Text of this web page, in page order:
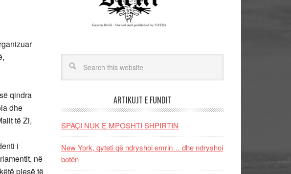
qindra
dhe
të Zi,
i
në
pjesë të
ARTIKUJT E FUNDIT
SPAÇI NUK E MPOSHTI SHPIRTIN
New York, qyteti që ndryshoi emrin… dhe ndryshoi
botën